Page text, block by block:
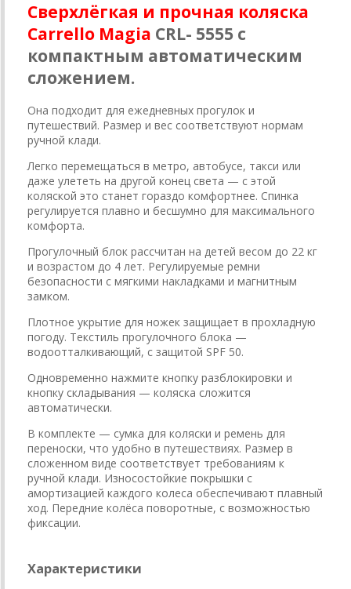
Сверхлёгкая и прочная коляска
Carrello Magia CRL- 5555 с
компактным автоматическим
сложением.
Она подходит для ежедневных прогулок и
путешествий. Размер и вес соответствуют нормам
ручной клади.
Легко перемещаться в метро, автобусе, такси или
даже улететь на другой конец света — с этой
коляской это станет гораздо комфортнее. Спинка
регулируется плавно и бесшумно для максимального
комфорта.
Прогулочный блок рассчитан на детей весом до 22 кг
и возрастом до 4 лет. Регулируемые ремни
безопасности с мягкими накладками и магнитным
замком.
Плотное укрытие для ножек защищает в прохладную
погоду. Текстиль прогулочного блока —
водоотталкивающий, с защитой SPF 50.
Одновременно нажмите кнопку разблокировки и
кнопку складывания — коляска сложится
автоматически.
В комплекте — сумка для коляски и ремень для
переноски, что удобно в путешествиях. Размер в
сложенном виде соответствует требованиям к
ручной клади. Износостойкие покрышки с
амортизацией каждого колеса обеспечивают плавный
ход. Передние колёса поворотные, с возможностью
фиксации.
Характеристики